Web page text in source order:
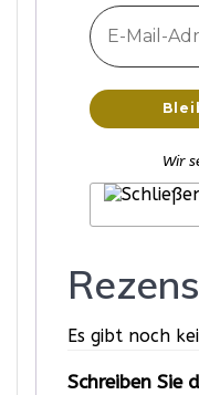
Wir
Es gibt noch
Schreiben Sie